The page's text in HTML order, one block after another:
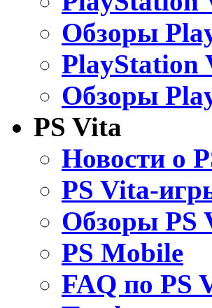
Обзоры
PlayStation
Обзоры
PS Vita
Новости о
PS Vita-
Обзоры PS
PS Mobile
FAQ по PS